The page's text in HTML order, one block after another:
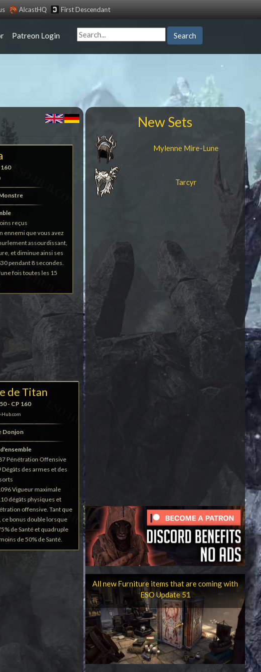
AlcastHQ First Descendant
Patreon Login Search
160
reçus
ennemi que vous avez
assourdissant,
et diminue ainsi ses
pendant 8 secondes.
fois toutes les 15
de Titan
- CP 160
Hub.com
Donjon
Pénétration Offensive
des armes et des
sorts
Vigueur maximale
dégâts physiques et
offensive. Tant que
ce bonus double lorsque
de Santé et quadruple
de 50% de Santé.
New Sets
Mylenne Mire-Lune
Tarcyr
All new Furniture items that are coming with
ESO Update 51